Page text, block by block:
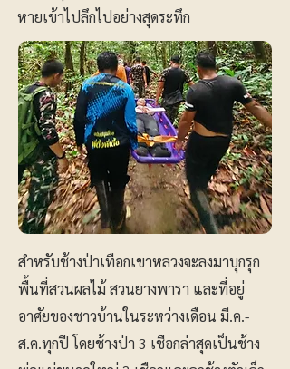
หายเข้าไปลึกไปอย่างสุดระทึก
สำหรับช้างป่าเทือกเขาหลวงจะลงมาบุกรุก
พื้นที่สวนผลไม้ สวนยางพารา และที่อยู่
อาศัยของชาวบ้านในระหว่างเดือน มี.ค.-
ส.ค.ทุกปี โดยช้างป่า 3 เชือกล่าสุดเป็นช้าง